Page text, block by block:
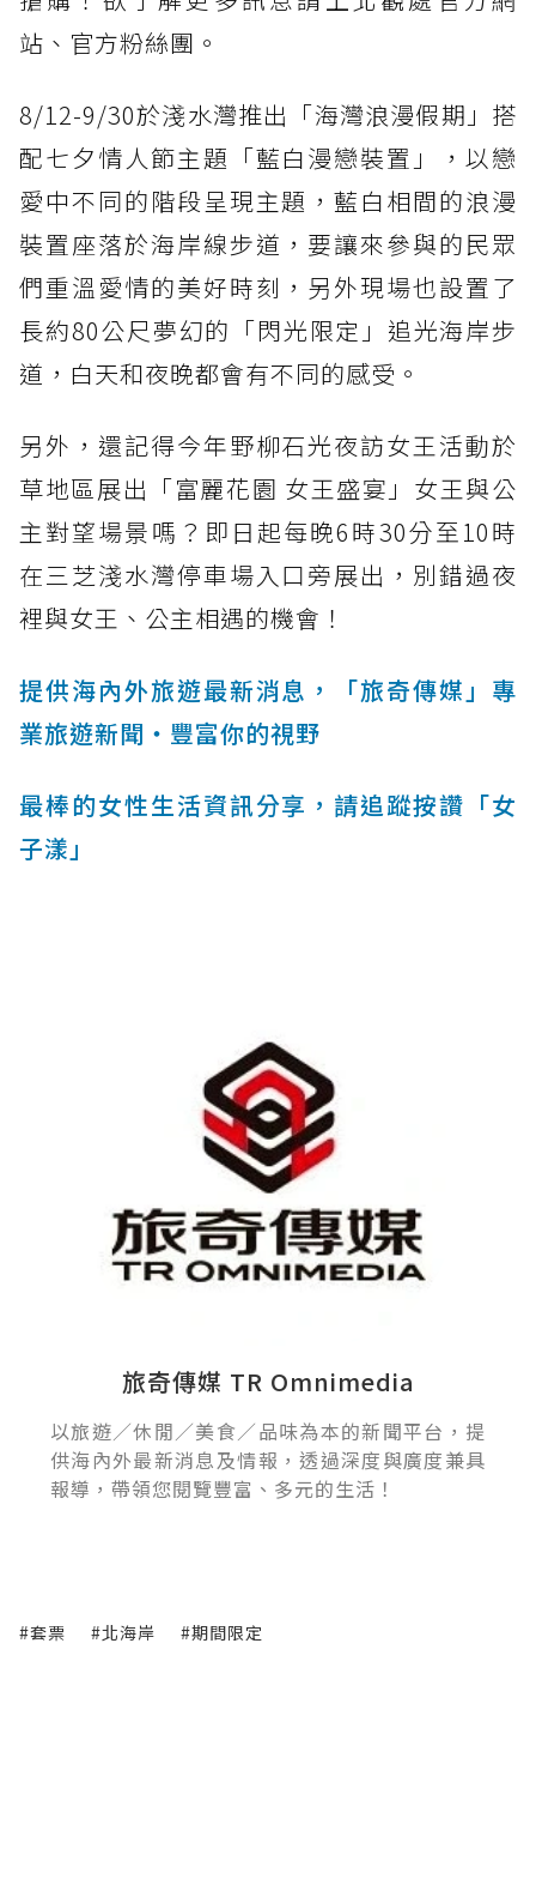
站、官方粉絲團。
8/12-9/30於淺水灣推出「海灣浪漫假期」搭
配七夕情人節主題「藍白漫戀裝置」，以戀
愛中不同的階段呈現主題，藍白相間的浪漫
裝置座落於海岸線步道，要讓來參與的民眾
們重溫愛情的美好時刻，另外現場也設置了
長約80公尺夢幻的「閃光限定」追光海岸步
道，白天和夜晚都會有不同的感受。
另外，還記得今年野柳石光夜訪女王活動於
草地區展出「富麗花園 女王盛宴」女王與公
主對望場景嗎？即日起每晚6時30分至10時
在三芝淺水灣停車場入口旁展出，別錯過夜
裡與女王、公主相遇的機會！
提供海內外旅遊最新消息，「旅奇傳媒」專
業旅遊新聞‧豐富你的視野
最棒的女性生活資訊分享，請追蹤按讚「女
子漾」
旅奇傳媒 TR Omnimedia
以旅遊／休閒／美食／品味為本的新聞平台，提
供海內外最新消息及情報，透過深度與廣度兼具
報導，帶領您閱覽豐富、多元的生活！
#套票 #北海岸 #期間限定